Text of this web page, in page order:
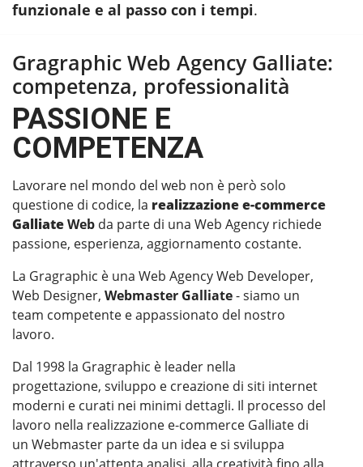
funzionale e al passo con i tempi.
Gragraphic Web Agency Galliate:
competenza, professionalità
PASSIONE E
COMPETENZA
Lavorare nel mondo del web non è però solo
questione di codice, la realizzazione e-commerce
GalliateWeb da parte di una Web Agency richiede
passione, esperienza, aggiornamento costante.
La Gragraphic è una Web Agency Web Developer,
Web Designer, Webmaster Galliate- siamo un
team competente e appassionato del nostro
lavoro.
Dal 1998 la Gragraphic è leader nella
progettazione, sviluppo e creazione di siti internet
moderni e curati nei minimi dettagli. Il processo del
lavoro nella realizzazione e-commerce Galliate di
un Webmaster parte da un idea e si sviluppa